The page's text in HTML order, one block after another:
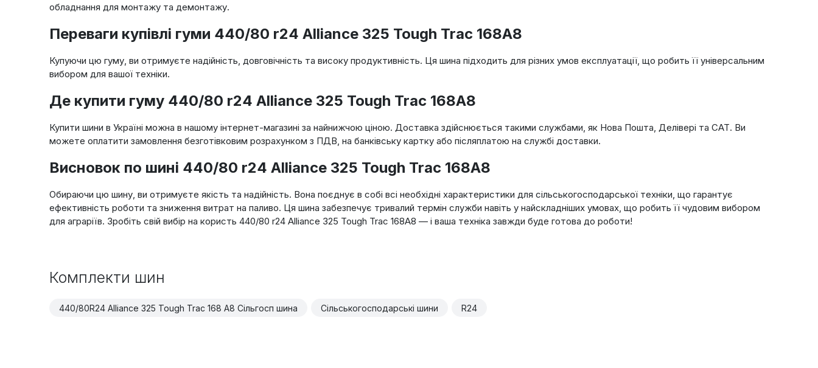
обладнання для монтажу та демонтажу.
Переваги купівлі гуми 440/80 r24 Alliance 325 Tough Trac 168A8
Купуючи цю гуму, ви отримуєте надійність, довговічність та високу продуктивність. Ця шина підходить для різних умов експлуатації, що робить її універсальним
вибором для вашої техніки.
Де купити гуму 440/80 r24 Alliance 325 Tough Trac 168A8
Купити шини в Україні можна в нашому інтернет-магазині за найнижчою ціною. Доставка здійснюється такими службами, як Нова Пошта, Делівері та САТ. Ви
можете оплатити замовлення безготівковим розрахунком з ПДВ, на банківську картку або післяплатою на службі доставки.
Висновок по шині 440/80 r24 Alliance 325 Tough Trac 168A8
Обираючи цю шину, ви отримуєте якість та надійність. Вона поєднує в собі всі необхідні характеристики для сільськогосподарської техніки, що гарантує
ефективність роботи та зниження витрат на паливо. Ця шина забезпечує тривалий термін служби навіть у найскладніших умовах, що робить її чудовим вибором
для аграріїв. Зробіть свій вибір на користь 440/80 r24 Alliance 325 Tough Trac 168A8 — і ваша техніка завжди буде готова до роботи!
Комплекти шин
440/80R24 Alliance 325 Tough Trac 168 A8 Сільгосп шина Сільськогосподарські шини R24